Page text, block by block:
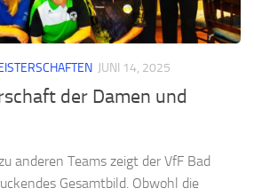
JUNI 14, 2025
der Damen und
anderen Teams zeigt der VfF Bad
Gesamtbild. Obwohl die